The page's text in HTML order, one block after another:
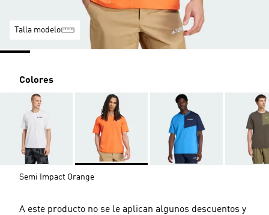
Talla modelo
Colores
Semi Impact Orange
A este producto no se le aplican algunos descuentos y